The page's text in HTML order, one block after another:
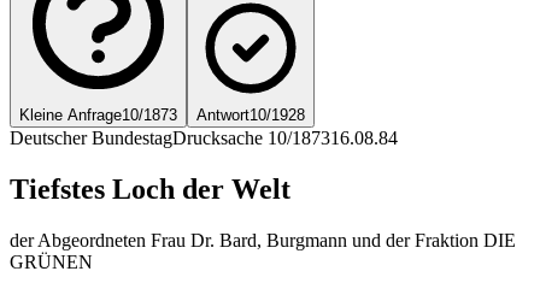
Kleine Anfrage10/1873 Antwort10/1928
Deutscher BundestagDrucksache 10/187316.08.84
Tiefstes Loch der Welt
der Abgeordneten Frau Dr. Bard, Burgmann und der Fraktion DIE
GRÜNEN